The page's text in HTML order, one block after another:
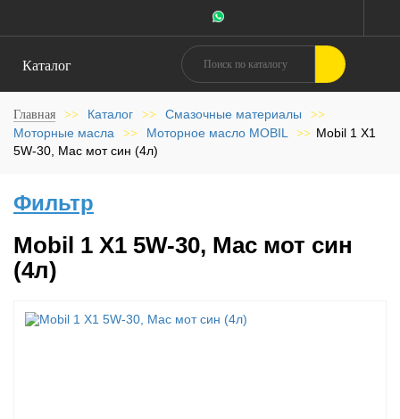
Каталог
Главная >> Каталог >> Смазочные материалы >>
Моторные масла >> Моторное масло MOBIL >> Mobil 1 X1
5W-30, Мас мот син (4л)
Фильтр
Mobil 1 X1 5W-30, Мас мот син
(4л)